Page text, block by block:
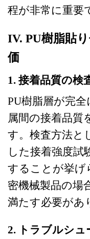
程が非常に重要
IV. PU樹脂貼
価
1. 接着品質の検
PU樹脂層が完
属間の接着品質
す。検査方法と
した接着強度試
することが挙げ
密機械製品の場
満たす必要があ
2. トラブルシュ